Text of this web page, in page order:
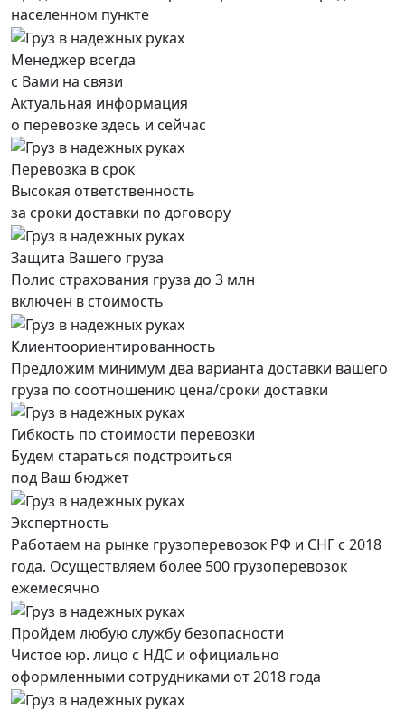
населенном пункте
Менеджер всегда
с Вами на связи
Актуальная информация
о перевозке здесь и сейчас
Перевозка в срок
Высокая ответственность
за сроки доставки по договору
Защита Вашего груза
Полис страхования груза до 3 млн
включен в стоимость
Клиентоориентированность
Предложим минимум два варианта доставки вашего
груза по соотношению цена/сроки доставки
Гибкость по стоимости перевозки
Будем стараться подстроиться
под Ваш бюджет
Экспертность
Работаем на рынке грузоперевозок РФ и СНГ с 2018
года. Осуществляем более 500 грузоперевозок
ежемесячно
Пройдем любую службу безопасности
Чистое юр. лицо с НДС и официально
оформленными сотрудниками от 2018 года